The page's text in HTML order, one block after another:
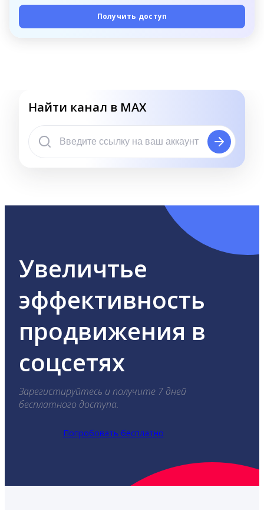
Получить доступ
Найти канал в MAX
Увеличтье
эффективность
продвижения в
соцсетях
Зарегистируйтесь и получите 7 дней
бесплатного доступа.
Попробовать бесплатно